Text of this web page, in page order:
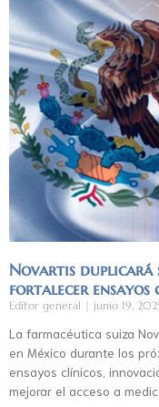
Novartis duplicará
fortalecer ensayos
Editor general junio 19,
La farmacéutica suiza
en México durante los
ensayos clínicos,
mejorar el acceso a